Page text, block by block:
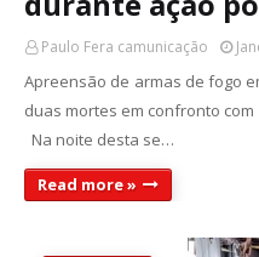
Paulo Fera camunicação
Apreensão de armas de fogo
duas mortes em confronto com
Na noite desta se…
Read more »